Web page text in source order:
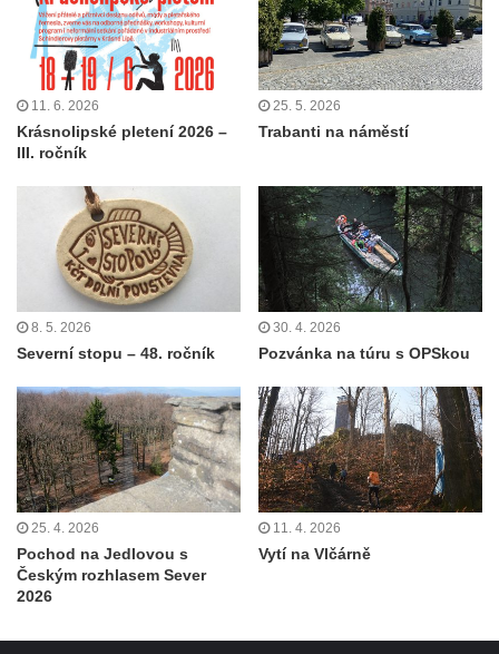
11. 6. 2026
Krásnolipské pletení 2026 –
III. ročník
25. 5. 2026
Trabanti na náměstí
8. 5. 2026
Severní stopu – 48. ročník
30. 4. 2026
Pozvánka na túru s OPSkou
25. 4. 2026
Pochod na Jedlovou s
Českým rozhlasem Sever
2026
11. 4. 2026
Vytí na Vlčárně